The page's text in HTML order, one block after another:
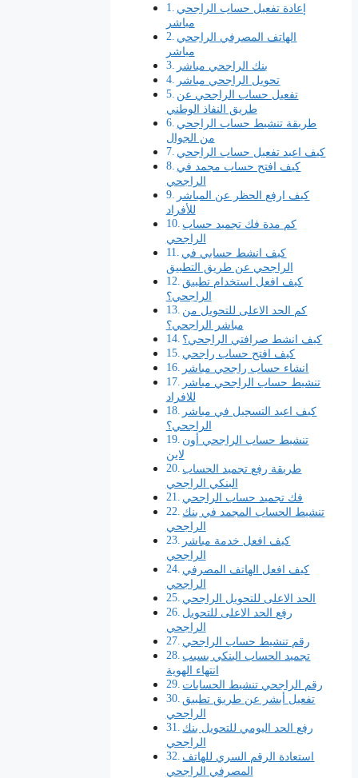
إعادة تفعيل حساب الراجحي
مباشر
الهاتف المصرفي الراجحي
مباشر
بنك الراجحي مباشر
تحويل الراجحي مباشر
تفعيل حساب الراجحي عن
طريق النفاذ الوطني
طريقة تنشيط حساب الراجحي
من الجوال
كيف اعيد تفعيل حساب الراجحي
كيف افتح حساب مجمد في
الراجحي
كيف ارفع الحظر عن المباشر
للأفراد
كم مدة فك تجميد حساب
الراجحي
كيف انشط حسابي في
الراجحي عن طريق التطبيق
كيف افعل استخدام تطبيق
الراجحي؟
كم الحد الاعلى للتحويل من
مباشر الراجحي؟
كيف انشط صرافتي الراجحي؟
كيف افتح حساب راجحي
انشاء حساب راجحي مباشر
تنشيط حساب الراجحي مباشر
للافراد
كيف اعيد التسجيل في مباشر
الراجحي؟
تنشيط حساب الراجحي أون
لاين
طريقة رفع تجميد الحساب
البنكي الراجحي
فك تجميد حساب الراجحي
تنشيط الحساب المجمد في بنك
الراجحي
كيف افعل خدمة مباشر
الراجحي
كيف افعل الهاتف المصرفي
الراجحي
الحد الاعلى للتحويل الراجحي
رفع الحد الاعلى للتحويل
الراجحي
رقم تنشيط حساب الراجحي
تجميد الحساب البنكي بسبب
انتهاء الهوية
رقم الراجحي تنشيط الحسابات
تفعيل أبشر عن طريق تطبيق
الراجحي
رفع الحد اليومي للتحويل بنك
الراجحي
استعادة الرقم السري للهاتف
المصرفي الراجحي